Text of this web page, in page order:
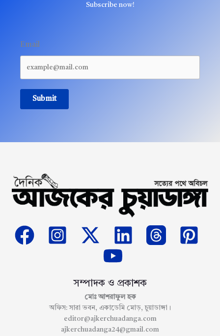
Subscribe now!
Email
Submit
সম্পাদক ও প্রকাশক
মোঃ আশরাফুল হক
অফিস: সারা ভবন, একাডেমি মোড়, চুয়াডাঙ্গা।
editor@ajkerchuadanga.com
ajkerchuadanga24@gmail.com